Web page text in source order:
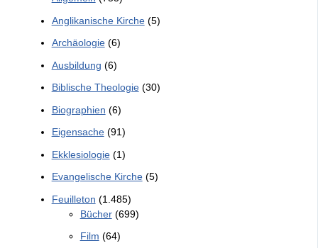
Anglikanische Kirche(5)
Archäologie(6)
Ausbildung (6)
Biblische Theologie(30)
Biographien (6)
Eigensache(91)
Ekklesiologie(1)
Evangelische Kirche(5)
Feuilleton (1.485)
Bücher(699)
Film (64)